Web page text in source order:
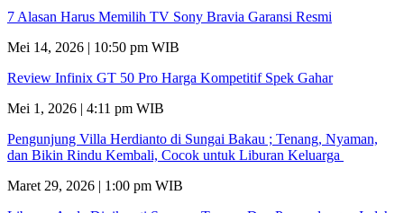
7 Alasan Harus Memilih TV Sony Bravia Garansi Resmi
Mei 14, 2026 | 10:50 pm WIB
Review Infinix GT 50 Pro Harga Kompetitif Spek Gahar
Mei 1, 2026 | 4:11 pm WIB
Pengunjung Villa Herdianto di Sungai Bakau ; Tenang, Nyaman,
dan Bikin Rindu Kembali, Cocok untuk Liburan Keluarga
Maret 29, 2026 | 1:00 pm WIB